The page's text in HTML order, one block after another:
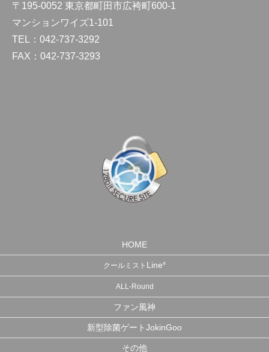
〒195-0052 東京都町田市広袴町600-1
マンションワイズ1-101
TEL：042-737-3292
FAX：042-737-3293
HOME
クールミスト Line®
ALL-Round
ファン風神
新型除菌ゲートJokinGoo
その他